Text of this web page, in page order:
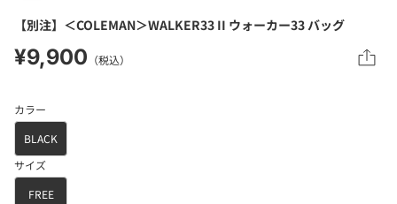
【別注】＜COLEMAN＞WALKER33 II ウォーカー33 バッグ
¥9,900 （税込）
カラー
BLACK
サイズ
FREE